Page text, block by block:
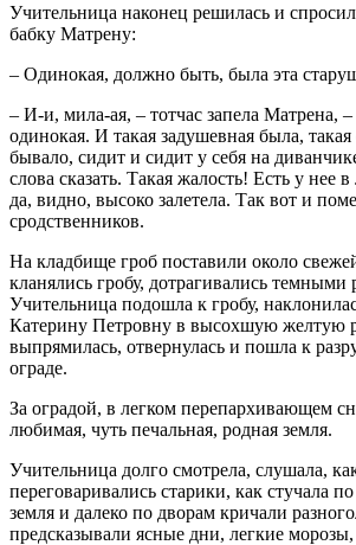
Учительница наконец решилась и
бабку Матрену:
– Одинокая, должно быть, была эта
– И-и, мила-ая, – тотчас запела Матрена,
одинокая. И такая задушевная была, такая
бывало, сидит и сидит у себя на
слова сказать. Такая жалость! Есть у нее
да, видно, высоко залетела. Так вот и
сродственников.
На кладбище гроб поставили около
кланялись гробу, дотрагивались темными
Учительница подошла к гробу,
Катерину Петровну в высохшую желтую
выпрямилась, отвернулась и пошла к
ограде.
За оградой, в легком перепархивающем
любимая, чуть печальная, родная земля.
Учительница долго смотрела, слушала,
переговаривались старики, как стучала
земля и далеко по дворам кричали
предсказывали ясные дни, легкие